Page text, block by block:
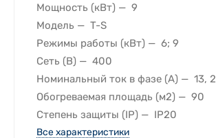
Мощность (кВт)
9
Модель
T-S
Режимы работы (кВт)
6; 9
Сеть (В)
400
Номинальный ток в фазе (A)
13, 2
Обогреваемая площадь (м2)
90
Степень защиты (IP)
IP20
Все характеристики